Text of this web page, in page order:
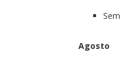
Agosto